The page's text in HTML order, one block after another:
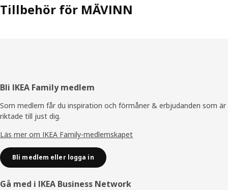
Tillbehör för MÄVINN
Sidfot
Bli IKEA Family medlem
Som medlem får du inspiration och förmåner & erbjudanden som är
riktade till just dig.
Läs mer om IKEA Family-medlemskapet
Bli medlem eller logga in
Gå med i IKEA Business Network